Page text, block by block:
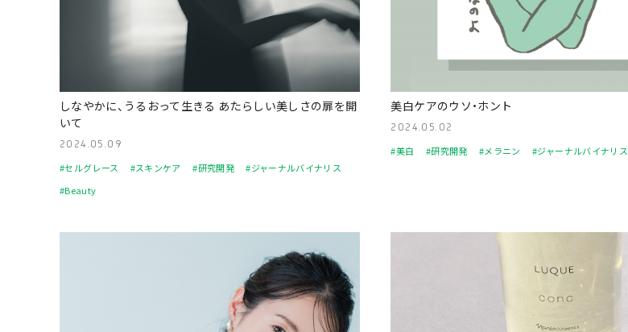
しなやかに、うるおって生きる あたらしい美しさの扉を開
いて
2024.05.09
#セルグレース #スキンケア #研究開発
#ジャーナルバイナリス
#Beauty
美白ケアのウソ・ホント
2024.05.02
#美白 #研究開発 #メラニン #ジャーナルバイナリス